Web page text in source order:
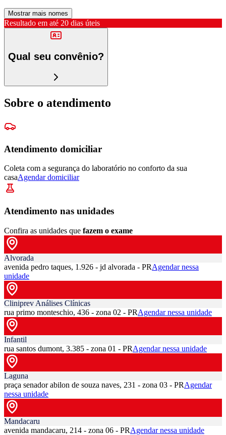
Mostrar mais nomes
Resultado em até 20 dias úteis
Qual seu convênio?
Sobre o atendimento
Atendimento domiciliar
Coleta com a segurança do laboratório no conforto da sua
casaAgendar domiciliar
Atendimento nas unidades
Confira as unidades que fazem o exame
Alvorada
avenida pedro taques, 1.926 - jd alvorada - PRAgendar nessa
unidade
Cliniprev Análises Clínicas
rua primo monteschio, 436 - zona 02 - PRAgendar nessa unidade
Infantil
rua santos dumont, 3.385 - zona 01 - PRAgendar nessa unidade
Laguna
praça senador abilon de souza naves, 231 - zona 03 - PRAgendar
nessa unidade
Mandacaru
avenida mandacaru, 214 - zona 06 - PRAgendar nessa unidade